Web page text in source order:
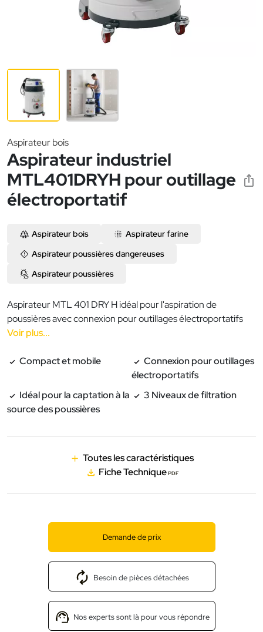
Aspirateur bois
Aspirateur industriel
MTL401DRYH pour outillage
électroportatif
Aspirateur bois
Aspirateur farine
Aspirateur poussières dangereuses
Aspirateur poussières
Aspirateur MTL 401 DRY H idéal pour l'aspiration de
poussières avec connexion pour outillages électroportatifs
Voir plus...
Compact et mobile
Connexion pour outillages
électroportatifs
Idéal pour la captation à la
source des poussières
3 Niveaux de filtration
Toutes les caractéristiques
Fiche Technique PDF
Demande de prix
Besoin de pièces détachées
Nos experts sont là pour vous répondre